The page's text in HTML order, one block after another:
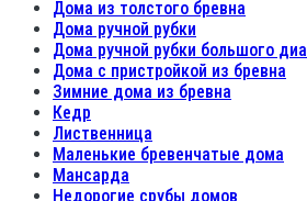
Дома из толстого бревна
Дома ручной рубки
Дома ручной рубки большого
Дома с пристройкой из бревна
Зимние дома из бревна
Кедр
Лиственница
Маленькие бревенчатые дома
Мансарда
Недорогие срубы домов